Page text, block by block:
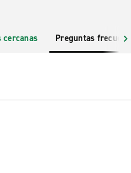
cercanas Preguntas